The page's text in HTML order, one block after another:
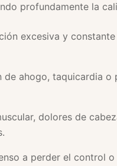
profundamente la
excesiva y
de ahogo, taquicardia o
dolores de
a perder el control o